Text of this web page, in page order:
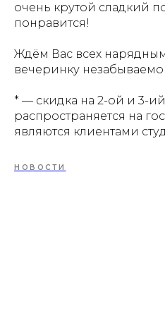
очень крутой сладкий
понравится!
Ждём Вас всех
вечеринку
* — скидка на 2-ой и 3-
распространяется на
являются клиентами
НОВОСТИ